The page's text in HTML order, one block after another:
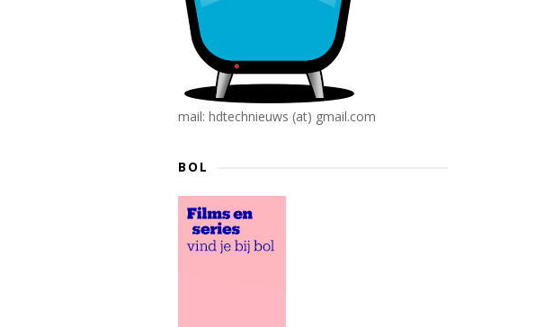
mail: hdtechnieuws (at) gmail.com
BOL